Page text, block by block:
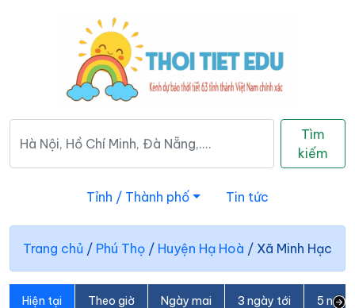
Tìm
kiếm
Tỉnh / Thành phố Tin tức
Trang chủ / Phú Thọ / Huyện Hạ Hoà / Xã Minh Hạc
Hiện tại Theo giờ Ngày mai 3 ngày tới 5